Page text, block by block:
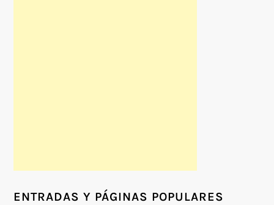
ENTRADAS Y PÁGINAS POPULARES